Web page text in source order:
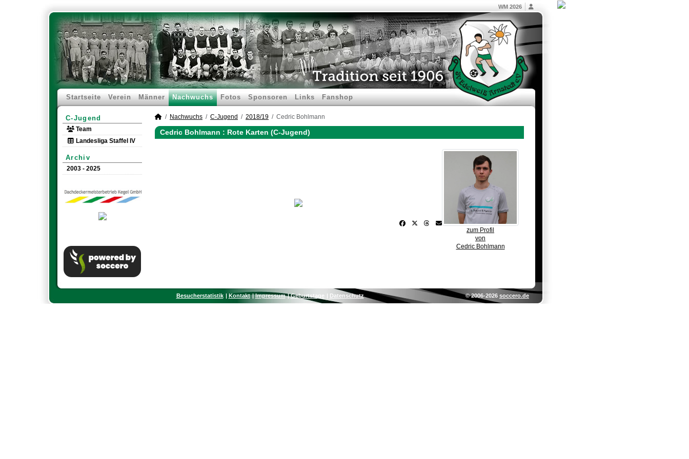
WM 2026
Startseite Verein Männer Nachwuchs Fotos Sponsoren Links Fanshop
C-Jugend
Team
Landesliga Staffel IV
Archiv
2003 - 2025
Nachwuchs C-Jugend 2018/19 Cedric Bohlmann
Cedric Bohlmann : Rote Karten (C-Jugend)
zum Profil
von
Cedric Bohlmann
Besucherstatistik Kontakt Impressum Geburtstage Datenschutz © 2006-2026 soccero.de